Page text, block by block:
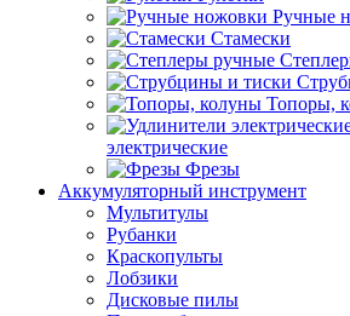
Ручные
Стамески
Топоры,
электрические
Фрезы
Аккумуляторный инструмент
Мультитулы
Рубанки
Краскопульты
Лобзики
Дисковые пилы